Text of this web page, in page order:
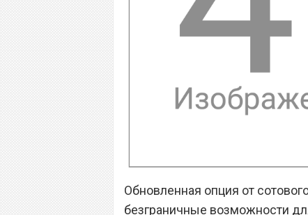
Обновленная опция от
безграничные возможности